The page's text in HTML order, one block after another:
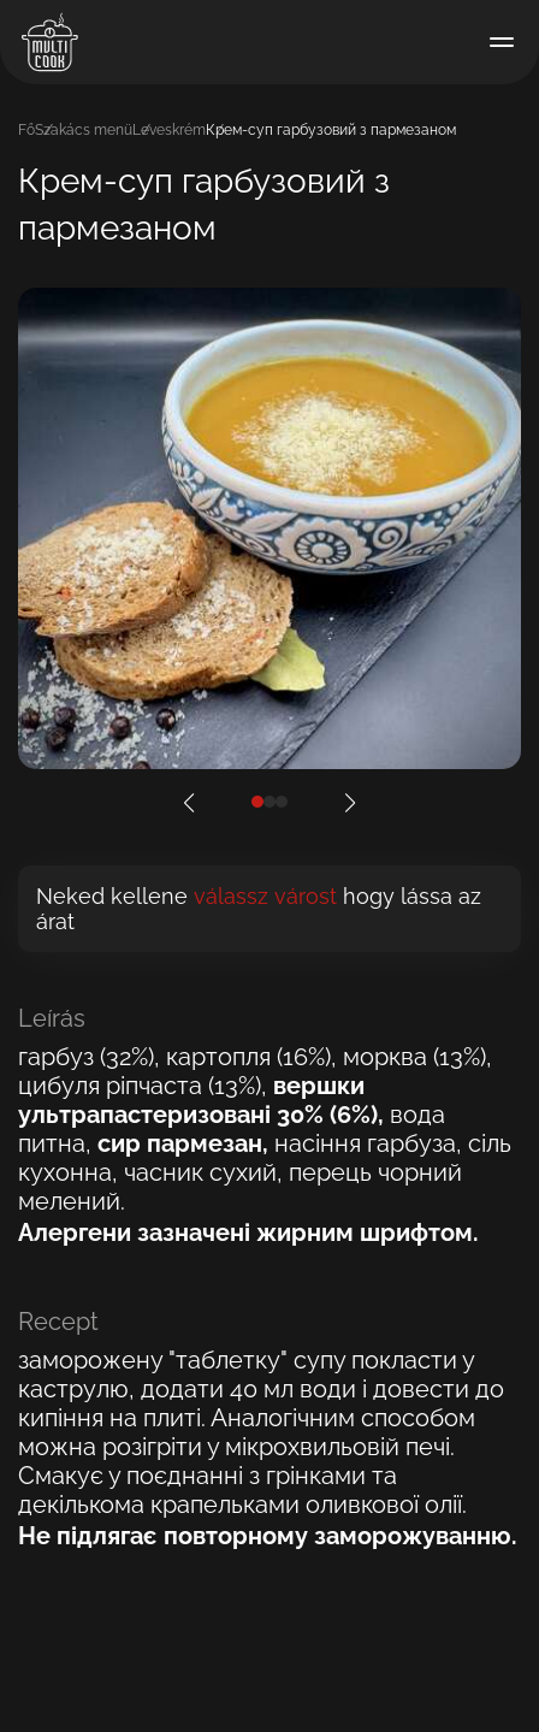
FőSzakács menüLeveskrémКрем-суп гарбузовий з пармезаном
Крем-суп гарбузовий з
пармезаном
Neked kellene válassz várost hogy lássa az
árat
Leírás
гарбуз (32%), картопля (16%), морква (13%),
цибуля ріпчаста (13%), вершки
ультрапастеризовані 30% (6%), вода
питна, сир пармезан, насіння гарбуза, сіль
кухонна, часник сухий, перець чорний
мелений.
Алергени зазначені жирним шрифтом.
Recept
заморожену "таблетку" супу покласти у
каструлю, додати 40 мл води і довести до
кипіння на плиті. Аналогічним способом
можна розігріти у мікрохвильовій печі.
Смакує у поєднанні з грінками та
декількома крапельками оливкової олії.
Не підлягає повторному заморожуванню.